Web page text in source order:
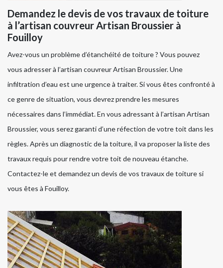
Demandez le devis de vos travaux de toiture
à l’artisan couvreur Artisan Broussier à
Fouilloy
Avez-vous un problème d’étanchéité de toiture ? Vous pouvez
vous adresser à l’artisan couvreur Artisan Broussier. Une
infiltration d’eau est une urgence à traiter. Si vous êtes confronté à
ce genre de situation, vous devrez prendre les mesures
nécessaires dans l’immédiat. En vous adressant à l’artisan Artisan
Broussier, vous serez garanti d’une réfection de votre toit dans les
règles. Après un diagnostic de la toiture, il va proposer la liste des
travaux requis pour rendre votre toit de nouveau étanche.
Contactez-le et demandez un devis de vos travaux de toiture si
vous êtes à Fouilloy.